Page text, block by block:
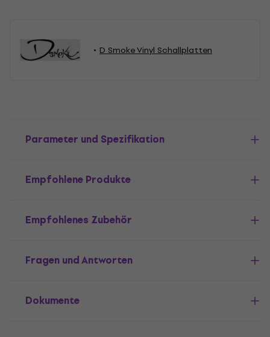
D Smoke Vinyl Schallplatten
Parameter und Spezifikation
Empfohlene Produkte
Empfohlenes Zubehör
Fragen und Antworten
Dokumente